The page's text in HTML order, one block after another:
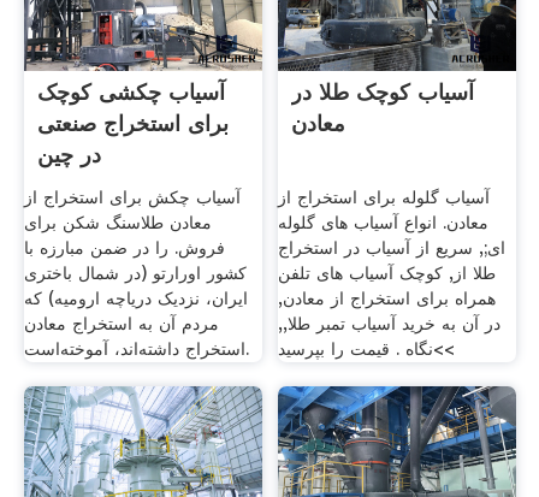
آسیاب چکشی کوچک
برای استخراج صنعتی
در چین
آسیاب چکش برای استخراج از
معادن طلاسنگ شکن برای
فروش. را در ضمن مبارزه با
کشور اورارتو (در شمال باختری
ایران، نزدیک دریاچه ارومیه) که
مردم آن به استخراج معادن
استخراج داشته‌اند، آموخته‌است.
آسیاب کوچک طلا در
معادن
آسیاب گلوله برای استخراج از
معادن. انواع آسیاب های گلوله
ای;, سریع از آسیاب در استخراج
طلا از, کوچک آسیاب های تلفن
همراه برای استخراج از معادن,
در آن به خرید آسیاب تمبر طلا,,
>>نگاه . قیمت را بپرسید